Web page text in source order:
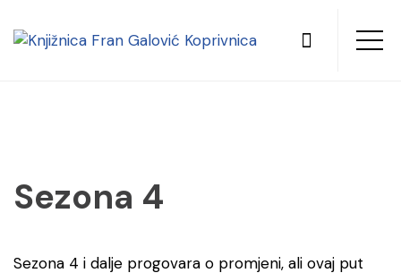
Sezona 4
Sezona 4 i dalje progovara o promjeni, ali ovaj put